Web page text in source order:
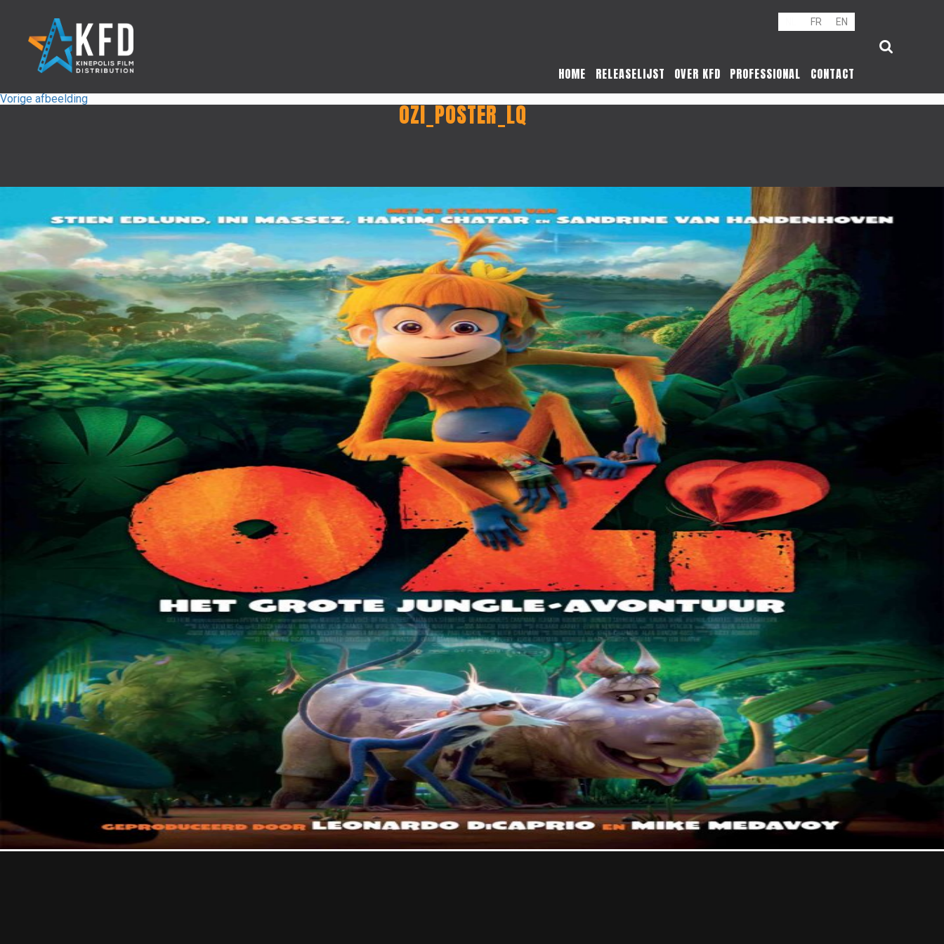
Home
Releaselijst
Over KFD
Contact
FR EN
HOME RELEASELIJST OVER KFD PROFESSIONAL CONTACT
Vorige afbeelding
OZI_POSTER_LQ